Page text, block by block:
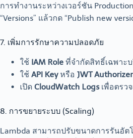
การทำงานระหว่างเวอร์ชัน
“Versions” แล้วกด “Publish new
7. เพิ่มการรักษาความปลอดภัย
ใช้ IAM Role ที่จำกัดสิทธิ์เฉพาะ
ใช้ API Keyหรือ JWT Authorizer
เปิด CloudWatch Logsเพื่อตรว
8. การขยายระบบ (Scaling)
Lambda สามารถปรับขนาดการรันอั